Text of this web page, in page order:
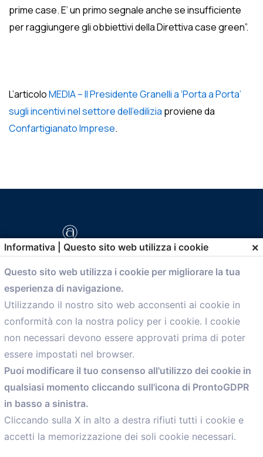
prime case. E’ un primo segnale anche se insufficiente
per raggiungere gli obbiettivi della Direttiva case green”.
L’articoloMEDIA – Il Presidente Granelli a ‘Porta a Porta’
sugli incentivi nel settore dell’edilizia proviene da
Confartigianato Imprese.
comunicazione@confartigianato.bo.it
Menù
Home
Servizi
Convenzioni
Voce delle Nostre aziende
Informazioni Ex L. 124/2017
News
Informativa | Questo sito web utilizza i cookie ×
Questo sito web utilizza i cookie per migliorare la tua
esperienza di navigazione.
Utilizzando il nostro sito web acconsenti ai cookie in
conformità con la nostra policy per i cookie. I cookie
non necessari devono essere approvati prima di poter
essere impostati nel browser.
Puoi modificare il tuo consenso all'utilizzo dei cookie in
qualsiasi momento cliccando sull'icona di ProntoGDPR
in basso a sinistra.
Cliccando sulla X in alto a destra rifiuti tutti i cookie e
accetti la memorizzazione dei soli cookie necessari.